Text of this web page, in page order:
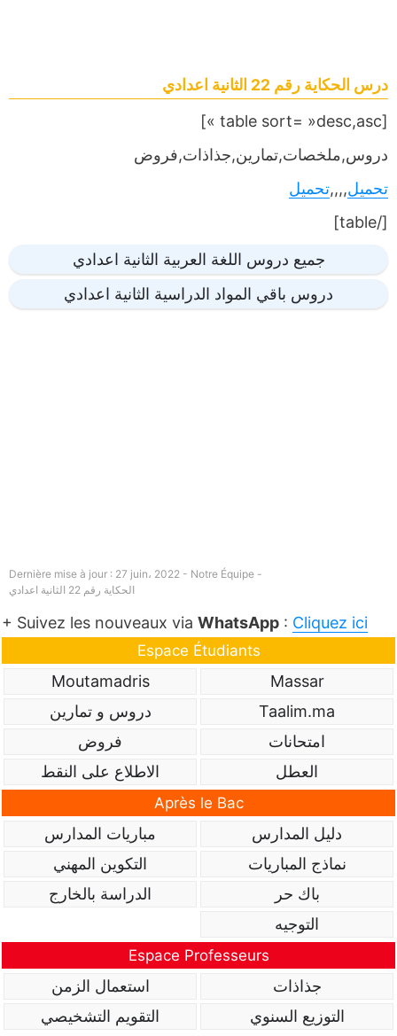
درس الحكاية رقم 22 الثانية اعدادي
[table sort= »desc,asc »]
دروس,ملخصات,تمارين,جذاذات,فروض
تحميل,,,,تحميل
[/table]
جميع دروس اللغة العربية الثانية اعدادي
دروس باقي المواد الدراسية الثانية اعدادي
Dernière mise à jour : 27 juin، 2022 - Notre Équipe -
الحكاية رقم 22 الثانية اعدادي
+ Suivez les nouveaux via WhatsApp : Cliquez ici
Espace Étudiants
Massar
Moutamadris
Taalim.ma
دروس و تمارين
امتحانات
فروض
العطل
الاطلاع على النقط
Après le Bac
دليل المدارس
مباريات المدارس
نماذج المباريات
التكوين المهني
باك حر
الدراسة بالخارج
التوجيه
Espace Professeurs
جذاذات
استعمال الزمن
التوزيع السنوي
التقويم التشخيصي